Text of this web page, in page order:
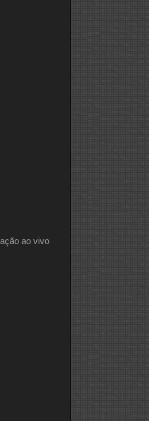
ao vivo